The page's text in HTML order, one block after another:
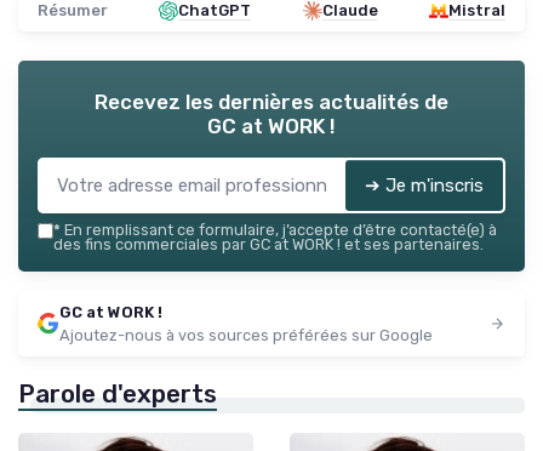
Résumer ChatGPT Claude Mistral
Recevez les dernières actualités de
GC at WORK !
➔ Je m'inscris
* En remplissant ce formulaire, j’accepte d’être contacté(e) à
des fins commerciales par GC at WORK ! et ses partenaires.
GC at WORK !
Ajoutez-nous à vos sources préférées sur Google
Parole d'experts